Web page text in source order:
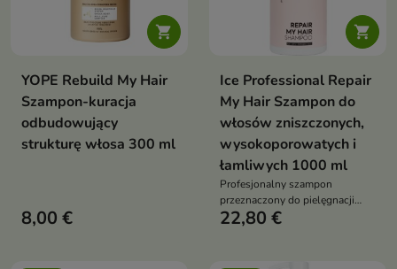

YOPE Rebuild My Hair
Szampon-kuracja
odbudowujący
strukturę włosa 300 ml
8,00 €

Ice Professional Repair
My Hair Szampon do
włosów zniszczonych,
wysokoporowatych i
łamliwych 1000 ml
Profesjonalny szampon
przeznaczony do pielęgnacji
włosów osłabionych,
22,80 €